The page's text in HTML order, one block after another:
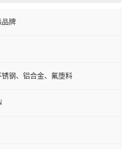
品牌
锈钢、铝合金、氟堕料